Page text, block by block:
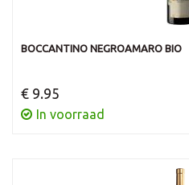
BOCCANTINO NEGROAMARO BIO
€ 9.95
In voorraad